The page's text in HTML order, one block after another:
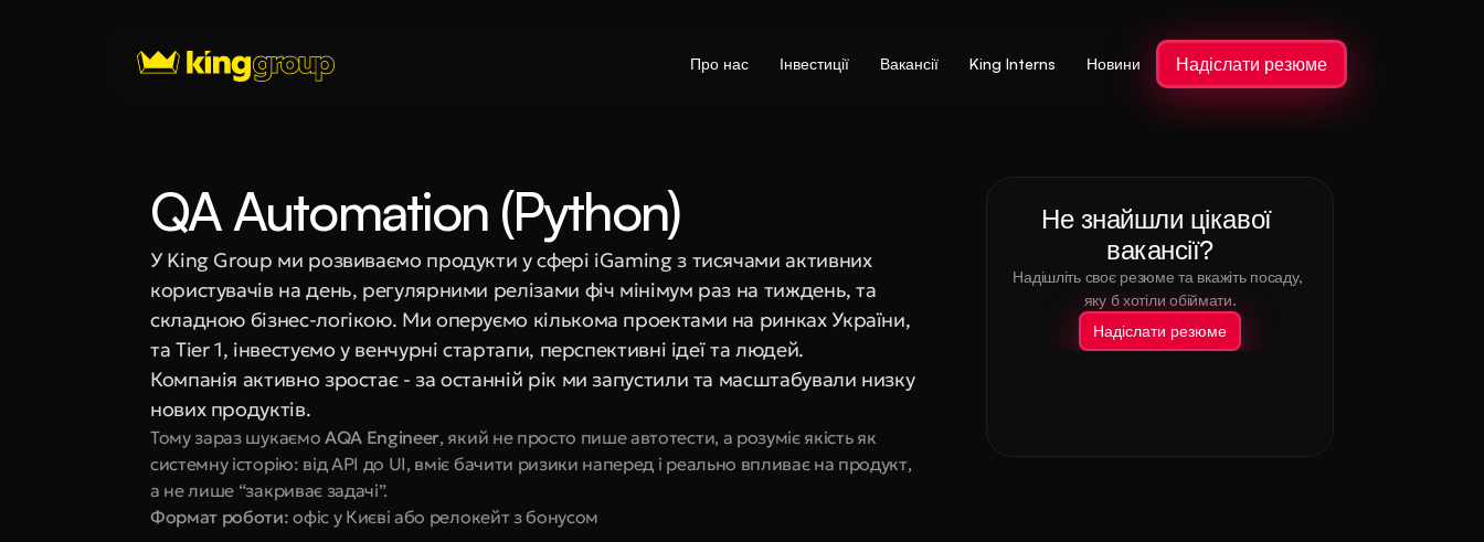
Про нас Інвестиції Вакансії King Interns Новини Надіслати резюме
QA Automation (Python)
У King Group ми розвиваємо продукти у сфері iGaming з тисячами активних
користувачів на день, регулярними релізами фіч мінімум раз на тиждень, та
складною бізнес-логікою. Ми оперуємо кількома проектами на ринках України,
та Tier 1, інвестуємо у венчурні стартапи, перспективні ідеї та людей.
Компанія активно зростає - за останній рік ми запустили та масштабували низку
нових продуктів.
Тому зараз шукаємо AQA Engineer, який не просто пише автотести, а розуміє якість як
системну історію: від API до UI, вміє бачити ризики наперед і реально впливає на продукт,
а не лише “закриває задачі”.
Формат роботи: офіс у Києві або релокейт з бонусом
Не знайшли цікавої
вакансії?
Надішліть своє резюме та вкажіть посаду,
яку б хотіли обіймати.
Надіслати резюме